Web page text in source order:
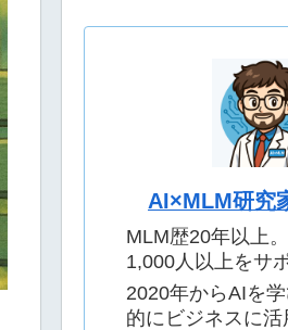
AI×MLM研究
MLM歴20年以上
1,000人以上をサ
2020年からAIを
的にビジネスに活